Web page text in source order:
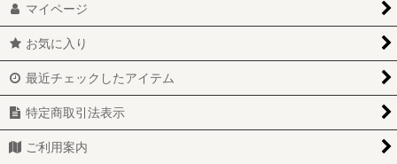
マイページ
お気に入り
最近チェックしたアイテム
特定商取引法表示
ご利用案内